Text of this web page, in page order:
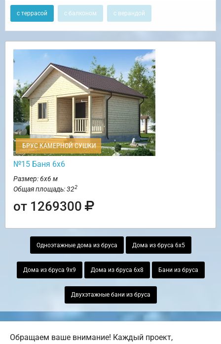
с террасой с балконом с верандой
БРУС КАМЕРНОЙ СУШКИ
№15 Баня 6х6
Размер: 6х6 м
Общая площадь: 322
от 1269300
Одноэтажные дома из бруса Дома из бруса 6х5
Дома из бруса 9х9 Дома из бруса 6х8 Бани из бруса
Двухэтажные бани из бруса
Обращаем ваше внимание! Каждый проект,